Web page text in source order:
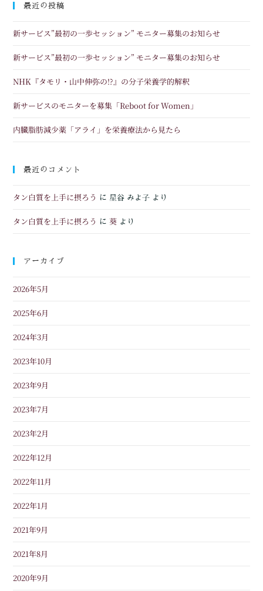
最近の投稿
新サービス”最初の一歩セッション” モニター募集のお知らせ
新サービス”最初の一歩セッション” モニター募集のお知らせ
NHK『タモリ・山中伸弥の!?』の分子栄養学的解釈
新サービスのモニターを募集「Reboot for Women」
内臓脂肪減少薬「アライ」を栄養療法から見たら
最近のコメント
タン白質を上手に摂ろう に 星谷 みよ子 より
タン白質を上手に摂ろう に葵 より
アーカイブ
2026年5月
2025年6月
2024年3月
2023年10月
2023年9月
2023年7月
2023年2月
2022年12月
2022年11月
2022年1月
2021年9月
2021年8月
2020年9月